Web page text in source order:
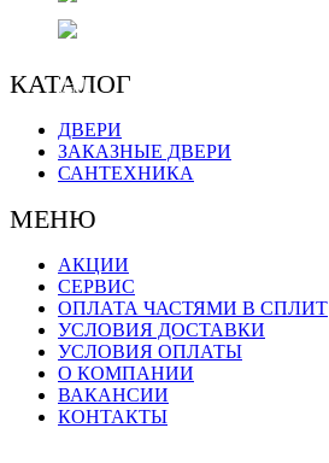
КАТАЛОГ
ДВЕРИ
ЗАКАЗНЫЕ ДВЕРИ
САНТЕХНИКА
МЕНЮ
АКЦИИ
СЕРВИС
ОПЛАТА ЧАСТЯМИ В СПЛИТ
УСЛОВИЯ ДОСТАВКИ
УСЛОВИЯ ОПЛАТЫ
О КОМПАНИИ
ВАКАНСИИ
КОНТАКТЫ